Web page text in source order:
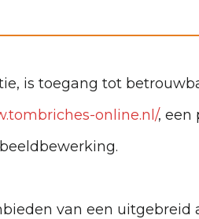
is toegang tot
online.nl/, een
van een uitgebreid